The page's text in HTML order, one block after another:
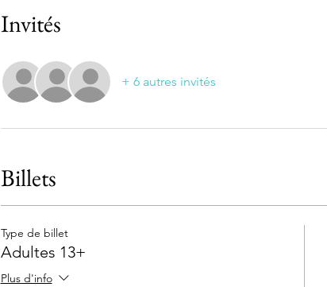
Invités
+ 6 autres invités
Billets
Type de billet
Adultes 13+
Plus d'info